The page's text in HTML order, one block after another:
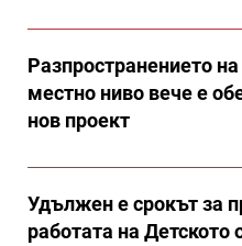
Разпространението
местно ниво вече е
нов проект
Удължен е срокът за
работата на Детското